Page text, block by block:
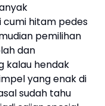
cumi hitam pedes
pemilihan
dan
kalau hendak
yang enak di
sudah tahu